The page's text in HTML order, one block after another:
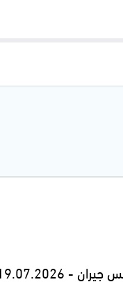
- 19.07.2026